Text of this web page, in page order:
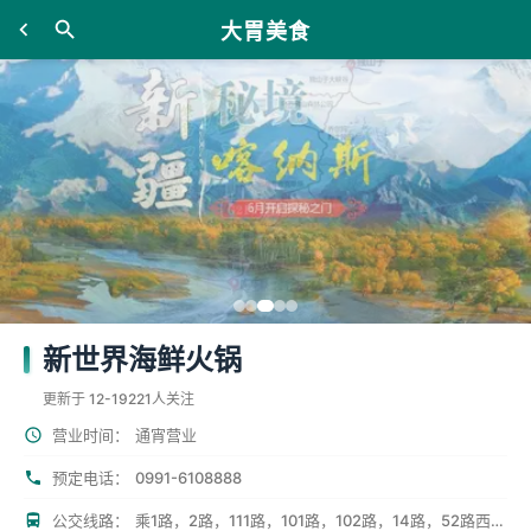
大胃美食
新世界海鲜火锅
更新于 12-19221人关注
营业时间： 通宵营业
预定电话： 0991-6108888
公交线路： 乘1路，2路，111路，101路，102路，14路，52路西北路下车即到。